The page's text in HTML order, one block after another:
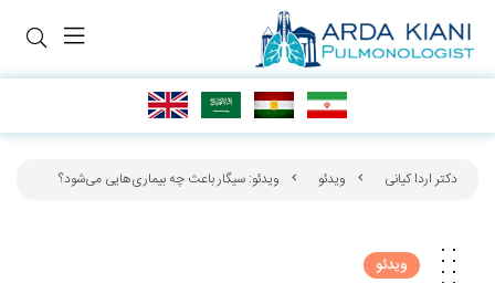
دکتر اردا کیانی ویدئو ویدئو: سیگار باعث چه بیماری‌هایی می‌شود؟
ویدئو